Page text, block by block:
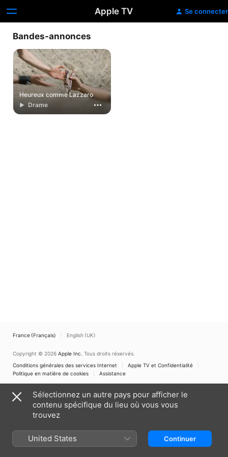
Apple TV Se connecter
Bandes-annonces
Heureux comme Lazzaro
Drame
France (Français) English (UK)
Copyright © 2026 Apple Inc. Tous droits réservés.
Conditions générales des services Internet
Apple TV et Confidentialité
Politique en matière de cookies
Assistance
Sélectionnez un autre pays pour afficher le
contenu spécifique du lieu où vous vous
trouvez
United States Continuer